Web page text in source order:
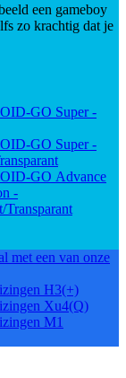
een gameboy
zo krachtig dat je
GO Super -
GO Super -
GO Advance
-
Transparant
met een van onze
H3(+)
Xu4(Q)
M1